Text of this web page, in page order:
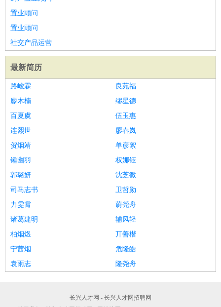
置业顾问
置业顾问
社交产品运营
最新简历
路峻霖
良苑福
廖木楠
缪星德
百夏虞
伍玉惠
连熙世
廖春岚
贺烟靖
单彦絮
锺幽羽
权娜钰
郭璐妍
沈芝微
司马志书
卫哲勋
力雯霄
蔚尧舟
诸葛建明
辅风轻
柏烟煜
丌善楷
宁茜烟
危隆皓
袁雨志
隆尧舟
长兴人才网 - 长兴人才网招聘网